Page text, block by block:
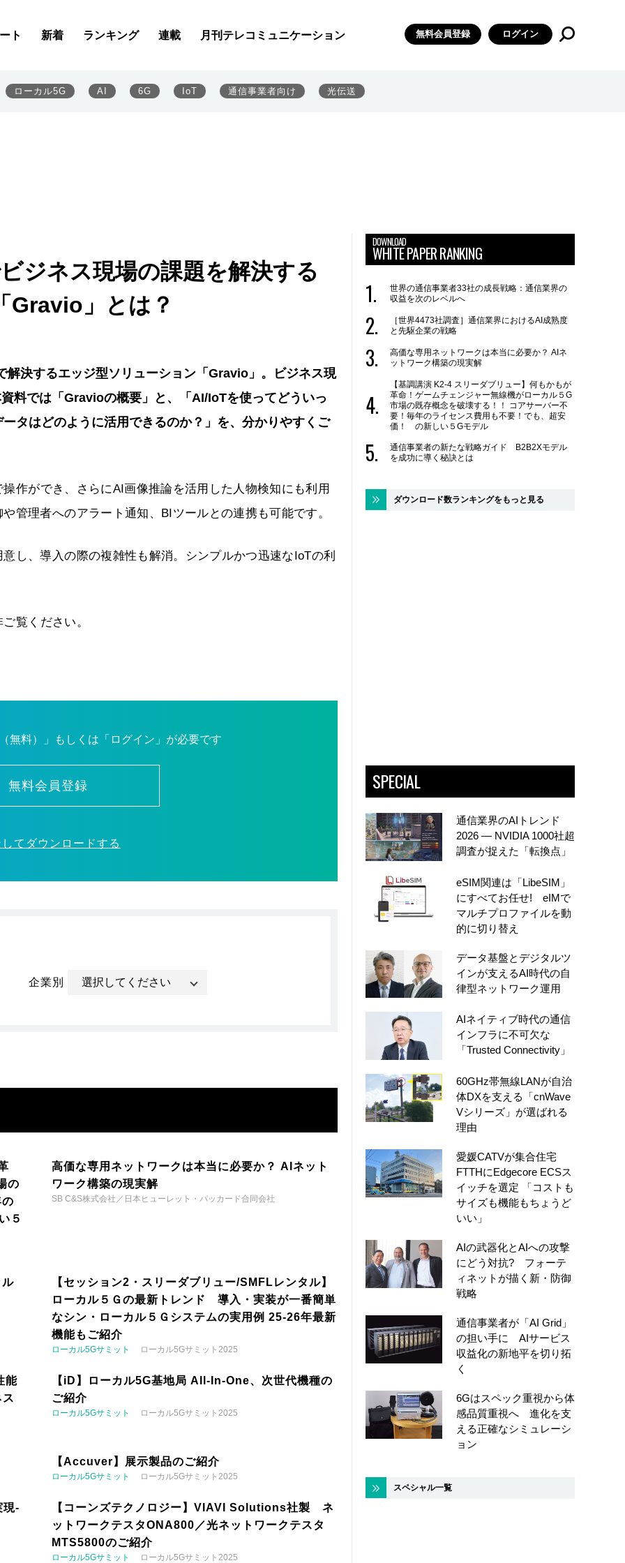
ト 新着 ランキング 連載 月刊テレコミュニケーション 無料会員登録 ログイン
ローカル5G AI 6G IoT 通信事業者向け 光伝送
ジネス現場の課題を解決する
Gravio」とは？
決するエッジ型ソリューション「Gravio」。ビジネス現
料では「Gravioの概要」と、「AI/IoTを使ってどういっ
タはどのように活用できるのか？」を、分かりやすくご
作ができ、さらにAI画像推論を活用した人物検知にも利用
管理者へのアラート通知、BIツールとの連携も可能です。
し、導入の際の複雑性も解消。シンプルかつ迅速なIoTの利
覧ください。
無料）」もしくは「ログイン」が必要です
無料会員登録
てダウンロードする
企業別
の
５
高価な専用ネットワークは本当に必要か？ AIネット
ワーク構築の現実解
SB C&S株式会社／日本ヒューレット・パッカード合同会社
ル
【セッション2・スリーダブリュー/SMFLレンタル】
ローカル５Ｇの最新トレンド 導入・実装が一番簡単
なシン・ローカル５Ｇシステムの実用例 25-26年最新
機能もご紹介
ローカル5Gサミット ローカル5Gサミット2025
能
【iD】ローカル5G基地局 All-In-One、次世代機種の
ご紹介
ローカル5Gサミット ローカル5Gサミット2025
【Accuver】展示製品のご紹介
ローカル5Gサミット ローカル5Gサミット2025
現-
【コーンズテクノロジー】VIAVI Solutions社製 ネ
ットワークテスタONA800／光ネットワークテスタ
MTS5800のご紹介
ローカル5Gサミット ローカル5Gサミット2025
DOWNLOAD
WHITE PAPER RANKING
世界の通信事業者33社の成長戦略：通信業界の
収益を次のレベルへ
［世界4473社調査］通信業界におけるAI成熟度
と先駆企業の戦略
高価な専用ネットワークは本当に必要か？ AIネ
ットワーク構築の現実解
【基調講演 K2-4 スリーダブリュー】何もかもが
革命！ゲームチェンジャー無線機がローカル５G
市場の既存概念を破壊する！！ コアサーバー不
要！毎年のライセンス費用も不要！でも、超安
価！ の新しい５Gモデル
通信事業者の新たな戦略ガイド B2B2Xモデル
を成功に導く秘訣とは
ダウンロード数ランキングをもっと見る
SPECIAL
通信業界のAIトレンド
2026 ― NVIDIA 1000社超
調査が捉えた「転換点」
eSIM関連は「LibeSIM」
にすべてお任せ! eIMで
マルチプロファイルを動
的に切り替え
データ基盤とデジタルツ
インが支えるAI時代の自
律型ネットワーク運用
AIネイティブ時代の通信
インフラに不可欠な
「Trusted Connectivity」
60GHz帯無線LANが自治
体DXを支える「cnWave
Vシリーズ」が選ばれる
理由
愛媛CATVが集合住宅
FTTHにEdgecore ECSス
イッチを選定 「コストも
サイズも機能もちょうど
いい」
AIの武器化とAIへの攻撃
にどう対抗? フォーテ
ィネットが描く新・防御
戦略
通信事業者が「AI Grid」
の担い手に AIサービス
収益化の新地平を切り拓
く
6Gはスペック重視から体
感品質重視へ 進化を支
える正確なシミュレーシ
ョン
スペシャル一覧